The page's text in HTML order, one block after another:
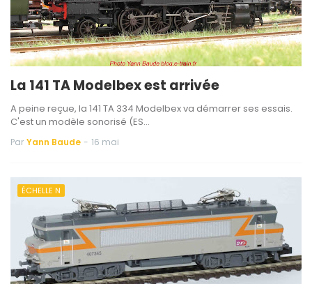
La 141 TA Modelbex est arrivée
A peine reçue, la 141 TA 334 Modelbex va démarrer ses essais.
C'est un modèle sonorisé (ES…
Par Yann Baude - 16 mai
ÉCHELLE N